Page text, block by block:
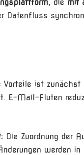
, die mit
Vorteile ist
E-Mail-Fluten
Die Zuordnung der
werden